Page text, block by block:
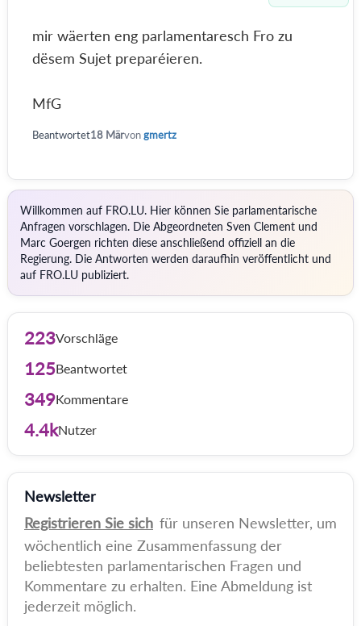
mir wäerten eng parlamentaresch Fro zu
dësem Sujet preparéieren.
MfG
Beantwortet18 Märvongmertz
Willkommen auf FRO.LU. Hier können Sie parlamentarische
Anfragen vorschlagen. Die Abgeordneten Sven Clement und
Marc Goergen richten diese anschließend offiziell an die
Regierung. Die Antworten werden daraufhin veröffentlicht und
auf FRO.LU publiziert.
223Vorschläge
125Beantwortet
349Kommentare
4.4kNutzer
Newsletter
Registrieren Sie sich für unseren Newsletter, um
wöchentlich eine Zusammenfassung der
beliebtesten parlamentarischen Fragen und
Kommentare zu erhalten. Eine Abmeldung ist
jederzeit möglich.